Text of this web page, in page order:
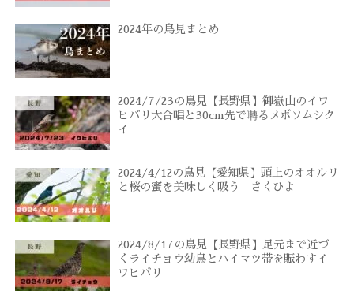
2024年の鳥見まとめ
2024/7/23の鳥見【長野県】御嶽山のイワ
ヒバリ大合唱と30cm先で囀るメボソムシク
イ
2024/4/12の鳥見【愛知県】頭上のオオルリ
と桜の蜜を美味しく吸う「さくひよ」
2024/8/17の鳥見【長野県】足元まで近づ
くライチョウ幼鳥とハイマツ帯を賑わすイ
ワヒバリ